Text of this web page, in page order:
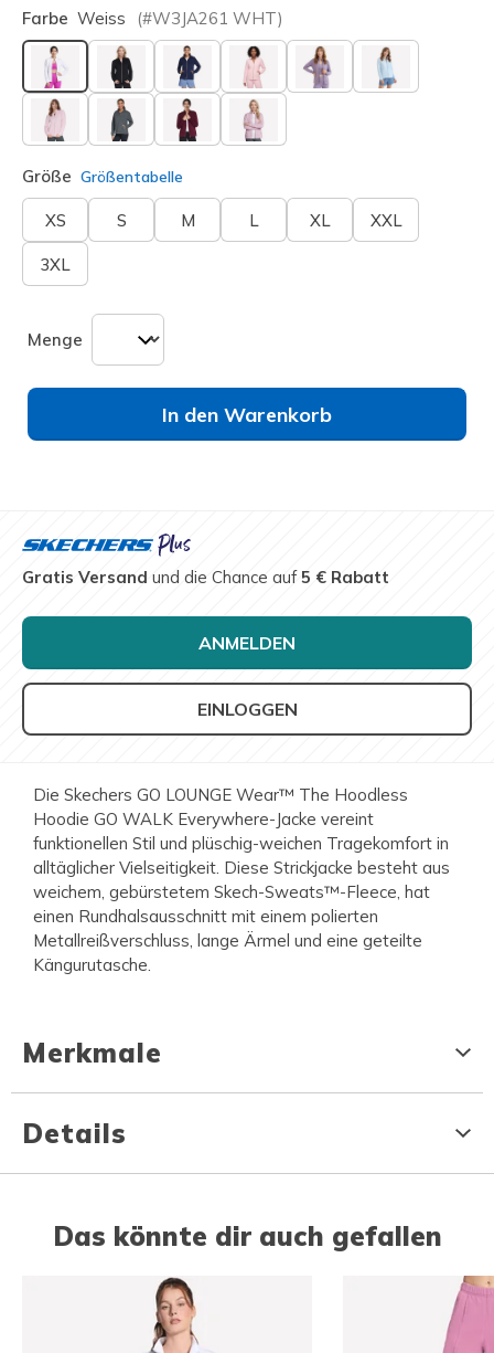
Farbe Weiss (#W3JA261 WHT)
ausgewählt
Größe Größentabelle
XS S M L XL XXL
3XL
Menge
In den Warenkorb
Gratis Versand und die Chance auf5 € Rabatt
ANMELDEN
EINLOGGEN
Die Skechers GO LOUNGE Wear™ The Hoodless
Hoodie GO WALK Everywhere-Jacke vereint
funktionellen Stil und plüschig-weichen Tragekomfort in
alltäglicher Vielseitigkeit. Diese Strickjacke besteht aus
weichem, gebürstetem Skech-Sweats™-Fleece, hat
einen Rundhalsausschnitt mit einem polierten
Metallreißverschluss, lange Ärmel und eine geteilte
Kängurutasche.
Merkmale
Details
Das könnte dir auch gefallen